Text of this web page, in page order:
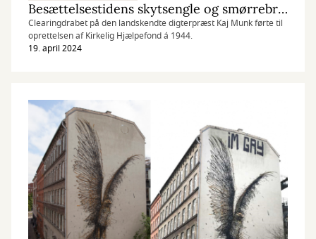
Besættelsestidens skytsengle og smørrebrødsjomfruer
Clearingdrabet på den landskendte digterpræst Kaj Munk førte til
oprettelsen af Kirkelig Hjælpefond á 1944.
19. april 2024